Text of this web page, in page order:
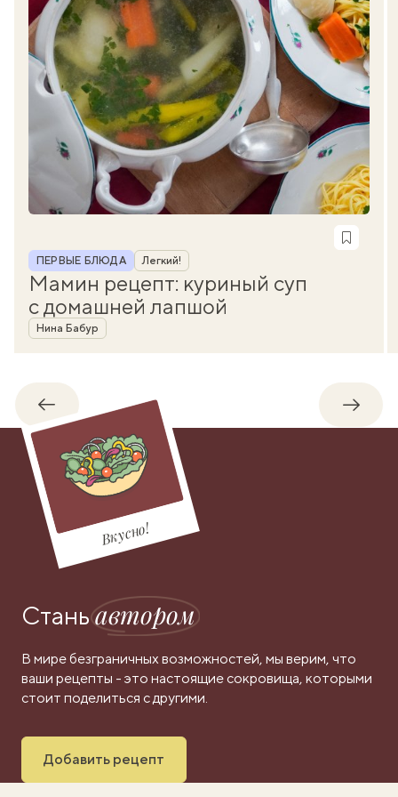
Рубрика
ПЕРВЫЕ БЛЮДА Легкий!
Мамин рецепт: куриный суп
с домашней лапшой
Автор
Нина Бабур
Обратно
Вкусно!
Станьавтором
В мире безграничных возможностей, мы верим, что
ваши рецепты - это настоящие сокровища, которыми
стоит поделиться с другими.
Добавить рецепт